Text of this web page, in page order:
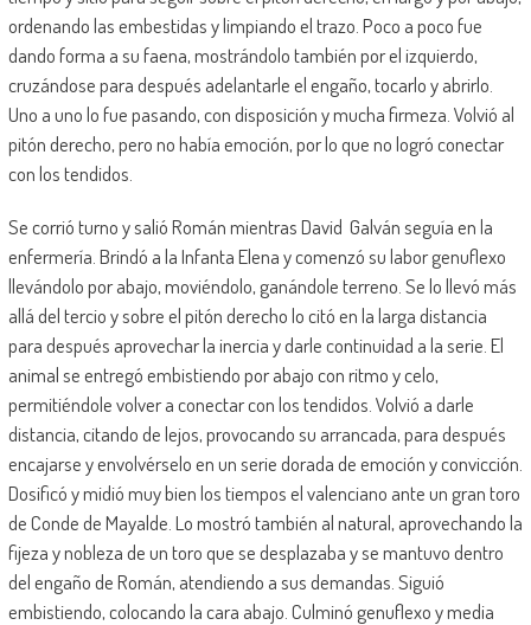
ordenando las embestidas y limpiando el trazo. Poco a poco fue
dando forma a su faena, mostrándolo también por el izquierdo,
cruzándose para después adelantarle el engaño, tocarlo y abrirlo.
Uno a uno lo fue pasando, con disposición y mucha firmeza. Volvió al
pitón derecho, pero no había emoción, por lo que no logró conectar
con los tendidos.
Se corrió turno y salió Román mientras David Galván seguía en la
enfermería. Brindó a la Infanta Elena y comenzó su labor genuflexo
llevándolo por abajo, moviéndolo, ganándole terreno. Se lo llevó más
allá del tercio y sobre el pitón derecho lo citó en la larga distancia
para después aprovechar la inercia y darle continuidad a la serie. El
animal se entregó embistiendo por abajo con ritmo y celo,
permitiéndole volver a conectar con los tendidos. Volvió a darle
distancia, citando de lejos, provocando su arrancada, para después
encajarse y envolvérselo en un serie dorada de emoción y convicción.
Dosificó y midió muy bien los tiempos el valenciano ante un gran toro
de Conde de Mayalde. Lo mostró también al natural, aprovechando la
fijeza y nobleza de un toro que se desplazaba y se mantuvo dentro
del engaño de Román, atendiendo a sus demandas. Siguió
embistiendo, colocando la cara abajo. Culminó genuflexo y media